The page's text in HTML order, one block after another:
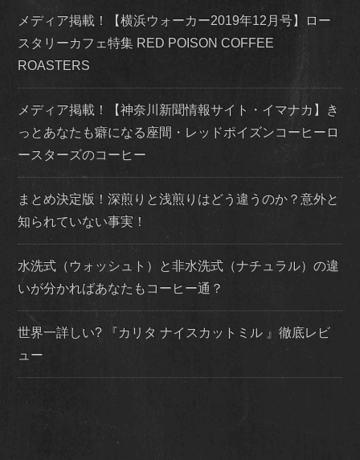
メディア掲載！【横浜ウォーカー2019年12月号】ロー
スタリーカフェ特集 RED POISON COFFEE
ROASTERS
メディア掲載！【神奈川新聞情報サイト・イマナカ】き
っとあなたも癖になる座間・レッドポイズンコーヒーロ
ースターズのコーヒー
まとめ決定版！深煎りと浅煎りはどう違うのか？意外と
知られていない事実！
水洗式（ウォッシュト）と非水洗式（ナチュラル）の違
いが分かればあなたもコーヒー通？
世界一詳しい? 『カリタ ナイスカットミル 』徹底レビ
ュー